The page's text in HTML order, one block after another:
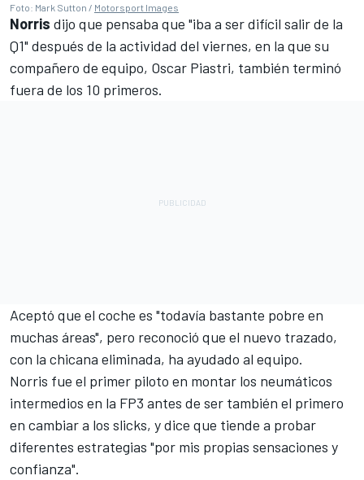
Foto: Mark Sutton / Motorsport Images
Norris dijo que pensaba que "iba a ser difícil salir de la
Q1" después de la actividad del viernes, en la que su
compañero de equipo, Oscar Piastri, también terminó
fuera de los 10 primeros.
Aceptó que el coche es "todavía bastante pobre en
muchas áreas", pero reconoció que el nuevo trazado,
con la chicana eliminada, ha ayudado al equipo.
Norris fue el primer piloto en montar los neumáticos
intermedios en la FP3 antes de ser también el primero
en cambiar a los slicks, y dice que tiende a probar
diferentes estrategias "por mis propias sensaciones y
confianza".